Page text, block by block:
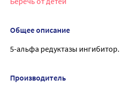
Общее описание
5-альфа редуктазы ингибитор.
Производитель